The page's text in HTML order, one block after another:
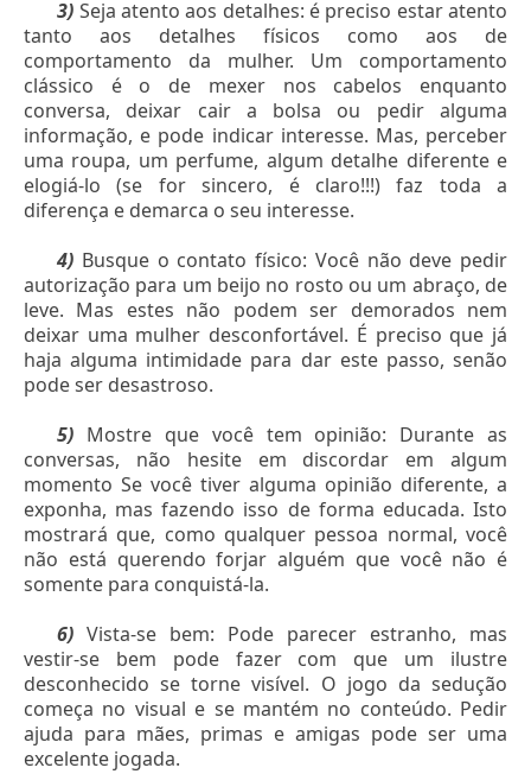
3) Seja atento aos detalhes: é preciso estar atento
tanto aos detalhes físicos como aos de
comportamento da mulher. Um comportamento
clássico é o de mexer nos cabelos enquanto
conversa, deixar cair a bolsa ou pedir alguma
informação, e pode indicar interesse. Mas, perceber
uma roupa, um perfume, algum detalhe diferente e
elogiá-lo (se for sincero, é claro!!!) faz toda a
diferença e demarca o seu interesse.
4) Busque o contato físico: Você não deve pedir
autorização para um beijo no rosto ou um abraço, de
leve. Mas estes não podem ser demorados nem
deixar uma mulher desconfortável. É preciso que já
haja alguma intimidade para dar este passo, senão
pode ser desastroso.
5) Mostre que você tem opinião: Durante as
conversas, não hesite em discordar em algum
momento Se você tiver alguma opinião diferente, a
exponha, mas fazendo isso de forma educada. Isto
mostrará que, como qualquer pessoa normal, você
não está querendo forjar alguém que você não é
somente para conquistá-la.
6) Vista-se bem: Pode parecer estranho, mas
vestir-se bem pode fazer com que um ilustre
desconhecido se torne visível. O jogo da sedução
começa no visual e se mantém no conteúdo. Pedir
ajuda para mães, primas e amigas pode ser uma
excelente jogada.